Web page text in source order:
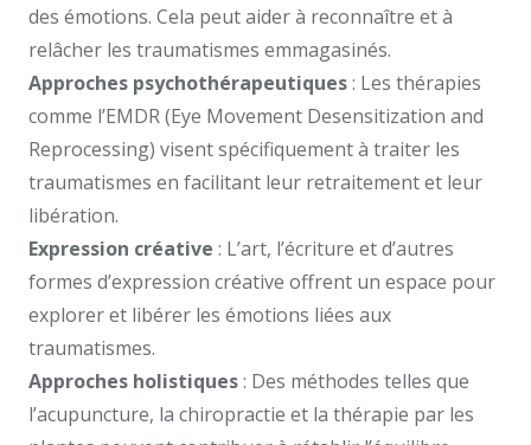
des émotions. Cela peut aider à reconnaître et à
relâcher les traumatismes emmagasinés.
Approches psychothérapeutiques: Les thérapies
comme l’EMDR (Eye Movement Desensitization and
Reprocessing) visent spécifiquement à traiter les
traumatismes en facilitant leur retraitement et leur
libération.
Expression créative : L’art, l’écriture et d’autres
formes d’expression créative offrent un espace pour
explorer et libérer les émotions liées aux
traumatismes.
Approches holistiques: Des méthodes telles que
l’acupuncture, la chiropractie et la thérapie par les